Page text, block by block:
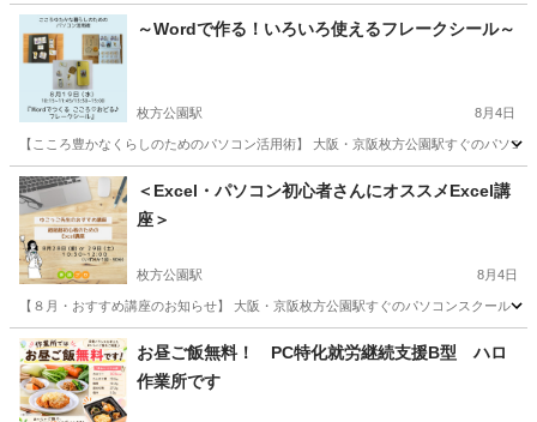
～Wordで作る！いろいろ使えるフレークシール～
枚方公園駅 8月4日
【こころ豊かなくらしのためのパソコン活用術】 大阪・京阪枚方公園駅すぐのパソ
大阪 枚方市 ワード 初心者
＜Excel・パソコン初心者さんにオススメExcel講
座＞
枚方公園駅 8月4日
【８月・おすすめ講座のお知らせ】 大阪・京阪枚方公園駅すぐのパソコンスクール
大阪 枚方市 枚方公園駅 エクセル 講座
お昼ご飯無料！ PC特化就労継続支援B型 ハロ
作業所です